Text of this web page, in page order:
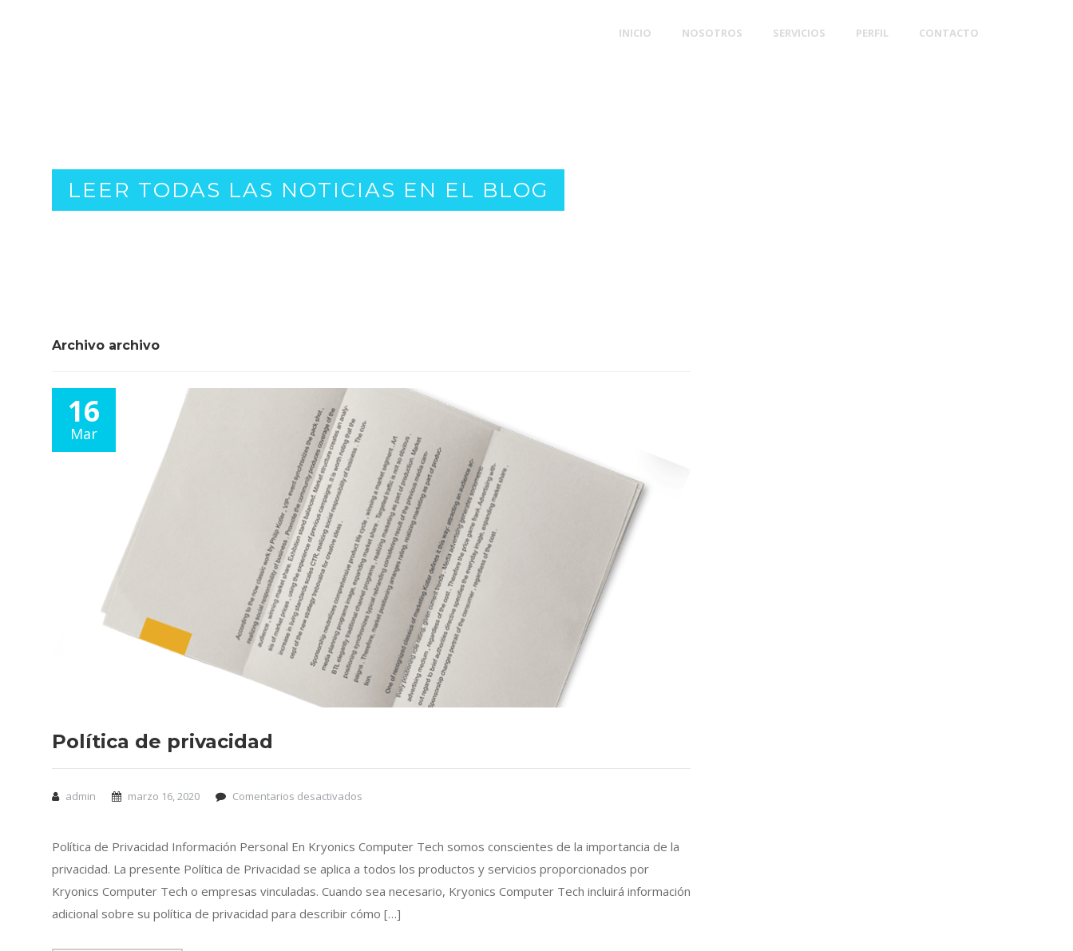
INICIO NOSOTROS SERVICIOS PERFIL CONTACTO
LEER TODAS LAS NOTICIAS EN EL BLOG
Archivo archivo
16
Mar
Política de privacidad
admin marzo 16, 2020 Comentarios desactivadosen
de
privacidad
Política de Privacidad Información Personal En Kryonics Computer Tech somos conscientes de la importancia de la
privacidad. La presente Política de Privacidad se aplica a todos los productos y servicios proporcionados por
Kryonics Computer Tech o empresas vinculadas. Cuando sea necesario, Kryonics Computer Tech incluirá información
adicional sobre su política de privacidad para describir cómo […]